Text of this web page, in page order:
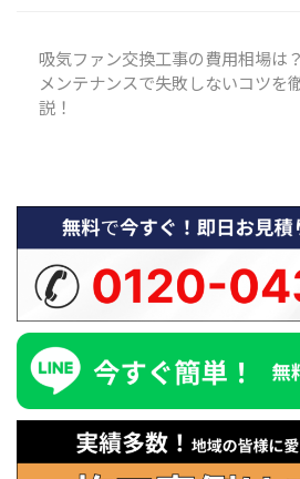
吸気ファン交換工事の費用相場は
メンテナンスで失敗しないコツを
説！